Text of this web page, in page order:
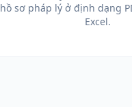
hồ sơ pháp lý ở định dạng
Excel.